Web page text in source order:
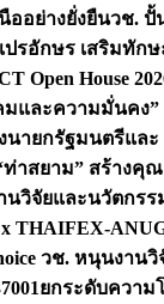
ออย่างยั่งยืนวช. ปั้
รอักษร เสริมทัก
Open House
มและความมั่นคง
นายกรัฐมนตรีแล
าสยาม” สร้างคุ
นวิจัยและนวัตกร
THAIFEX-
วช. หนุนงานวิ
ยกระดับความ